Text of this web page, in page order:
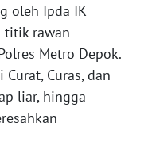
oleh Ipda IK
titik rawan
Metro Depok.
Curas, dan
liar, hingga